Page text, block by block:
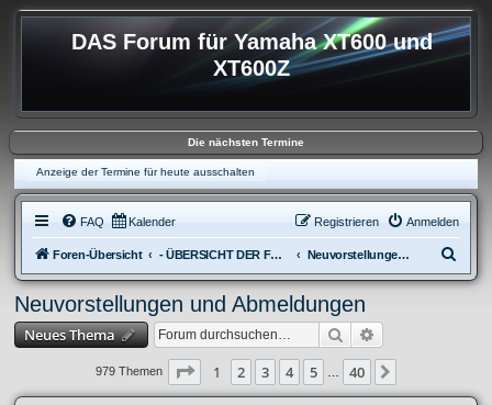
DAS Forum für Yamaha XT600 und
XT600Z
Die nächsten Termine
Anzeige der Termine für heute ausschalten
FAQ Kalender Anmelden
Registrieren
Foren-Übersicht - ÜBERSICHT DER FOREN XT600 Neuvorstellungen und Abmeldungen
u
Neuvorstellungen und Abmeldungen
Neues Thema Suche
979 Themen Seite 1von 40
1 2 3 4 5 40